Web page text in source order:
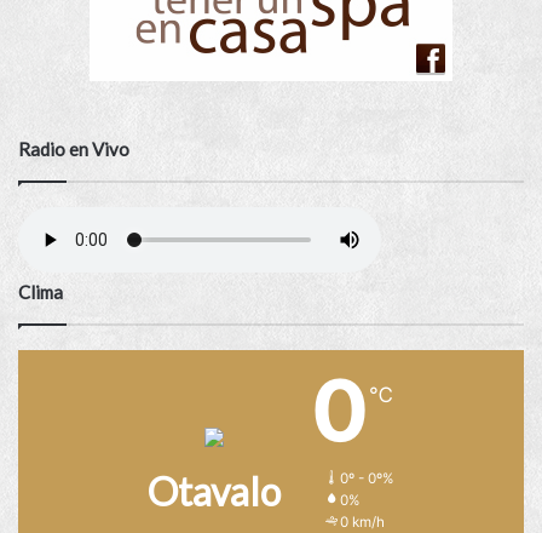
Radio en Vivo
Clima
Otavalo
0 ℃
0º - 0º%
0%
0 km/h